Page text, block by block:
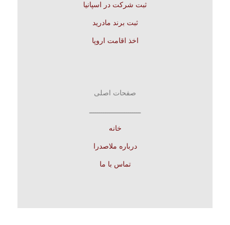
ثبت شرکت در اسپانیا
ثبت برند مادرید
اخذ اقامت اروپا
صفحات اصلی
ـــــــــــــــــــــــــ
خانه
درباره ملاصدرا
تماس با ما